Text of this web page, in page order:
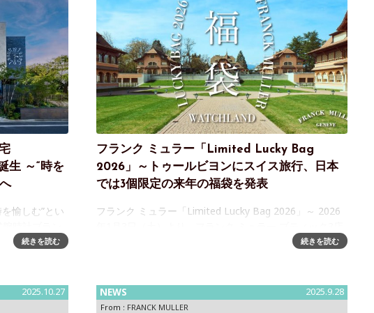
生 ～“時を
を愉しむ”とい
む”という美
続きを読む
フランク ミュラー「Limited Lucky Bag
2026」～トゥールビヨンにスイス旅行、日本
では3個限定の来年の福袋を発表
フランク ミュラー「Limited Lucky Bag 2026」～ 2026
舗にて販売開始フランク ミュラーの創作は、いつ続きを読む
2025.10.27 NEWS 2025.9.28
From : FRANCK MULLER